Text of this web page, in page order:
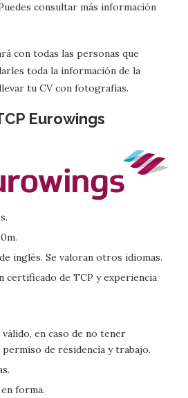
consultar más información
con todas las personas que
toda la información de la
tu CV con fotografías.
Eurowings
inglés. Se valoran otros idiomas.
certificado de TCP y experiencia
en caso de no tener
de residencia y trabajo.
forma.